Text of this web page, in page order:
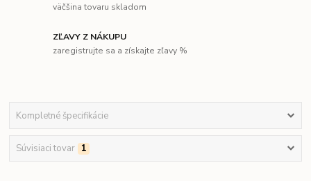
väčšina tovaru skladom
ZĽAVY Z NÁKUPU
zaregistrujte sa a získajte zľavy %
Kompletné špecifikácie
Súvisiaci tovar 1